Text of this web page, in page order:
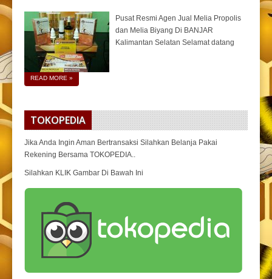
Pusat Resmi Agen Jual Melia Propolis
dan Melia Biyang Di BANJAR
Kalimantan Selatan Selamat datang
READ MORE »
TOKOPEDIA
Jika Anda Ingin Aman Bertransaksi Silahkan Belanja Pakai
Rekening Bersama TOKOPEDIA..
Silahkan KLIK Gambar Di Bawah Ini